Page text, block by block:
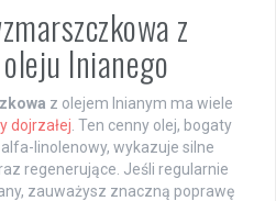
z
lnianego
z olejem lnianym ma wiele
dojrzałej . Ten cenny olej, bogaty
linolenowy, wykazuje silne
regenerujące. Jeśli regularnie
zauważysz znaczną poprawę